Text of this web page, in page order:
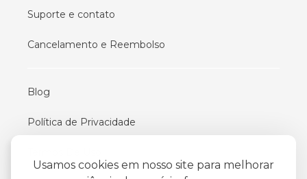
Usamos cookies em nosso site para melhorar
Suporte e contato
Cancelamento e Reembolso
Blog
Política de Privacidade